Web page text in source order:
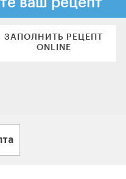
ЗАПОЛНИТЬ РЕЦЕПТ
ONLINE